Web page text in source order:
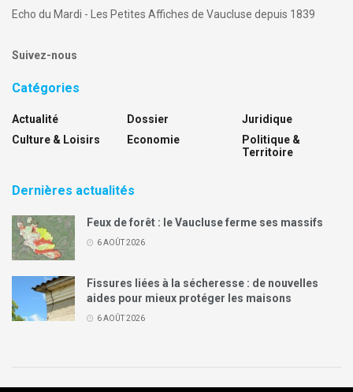
Echo du Mardi - Les Petites Affiches de Vaucluse depuis 1839
Suivez-nous
Catégories
Actualité
Culture & Loisirs
Dossier
Economie
Juridique
Politique &
Territoire
Dernières actualités
Feux de forêt : le Vaucluse ferme ses massifs
6 AOÛT 2026
Fissures liées à la sécheresse : de nouvelles
aides pour mieux protéger les maisons
6 AOÛT 2026